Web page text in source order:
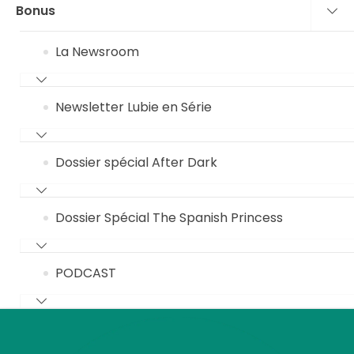
Bonus
La Newsroom
Newsletter Lubie en Série
Dossier spécial After Dark
Dossier Spécial The Spanish Princess
PODCAST